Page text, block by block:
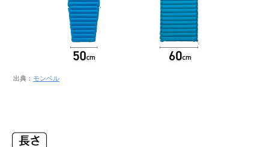
出典： モンベル